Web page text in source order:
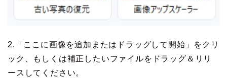
2.「ここに画像を追加またはドラッグして開始」をクリ
ック、もしくは補正したいファイルをドラッグ＆リリ
ースしてください。